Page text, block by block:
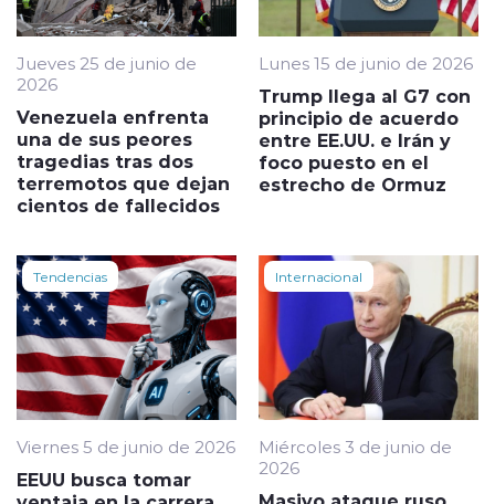
Jueves 25 de junio de
2026
Venezuela enfrenta
una de sus peores
tragedias tras dos
terremotos que dejan
cientos de fallecidos
Lunes 15 de junio de 2026
Trump llega al G7 con
principio de acuerdo
entre EE.UU. e Irán y
foco puesto en el
estrecho de Ormuz
Tendencias
Viernes 5 de junio de 2026
EEUU busca tomar
Internacional
Miércoles 3 de junio de
2026